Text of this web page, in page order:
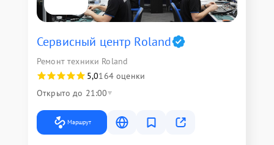
Сервисный центр Roland
Ремонт техники Roland
5,0164 оценки
Открыто до 21:00
Маршрут